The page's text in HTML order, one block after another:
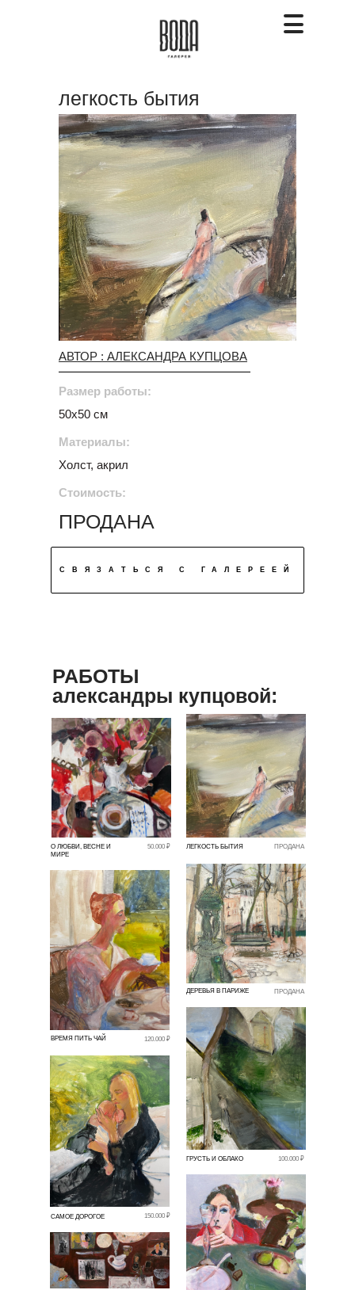
СВЯЗАТЬСЯ С ГАЛЕРЕЕЙ
легкость бытия
Размер работы:
50х50 см
ПРОДАНА
Стоимость:
Материалы:
Холст, акрил
АВТОР : АЛЕКСАНДРА КУПЦОВА
О ЛЮБВИ, ВЕСНЕ И
МИРЕ
50.000 ₽
ГРУСТЬ И ОБЛАКО 100.000 ₽
ЛЕГКОСТЬ БЫТИЯ
ДЕРЕВЬЯ В ПАРИЖЕ
ПРОДАНА
ПРОДАНА
САМОЕ ДОРОГОЕ 150.000 ₽
ВРЕМЯ ПИТЬ ЧАЙ 120.000 ₽
РАБОТЫ
александры купцовой: